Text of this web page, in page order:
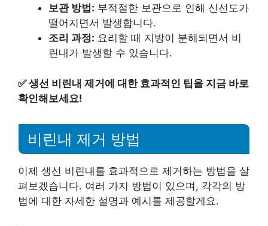
보관 방법: 부적절한 보관으로 인해 신선도가
떨어지면서 발생합니다.
조리 과정: 요리할 때 지방이 분해되면서 비
린내가 발생할 수 있습니다.
✅생선 비린내 제거에 대한 효과적인 팁을 지금 바로
확인해보세요!
비린내 제거 방법
이제 생선 비린내를 효과적으로 제거하는 방법을 살
펴보겠습니다. 여러 가지 방법이 있으며, 각각의 방
법에 대한 자세한 설명과 예시를 제공할게요.